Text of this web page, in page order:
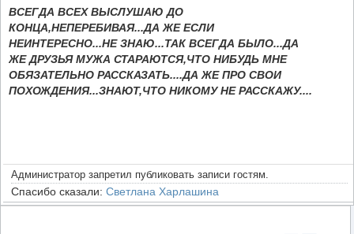
ВСЕГДА ВСЕХ ВЫСЛУШАЮ ДО
КОНЦА,НЕПЕРЕБИВАЯ...ДА ЖЕ ЕСЛИ
НЕИНТЕРЕСНО...НЕ ЗНАЮ...ТАК ВСЕГДА БЫЛО...ДА
ЖЕ ДРУЗЬЯ МУЖА СТАРАЮТСЯ,ЧТО НИБУДЬ МНЕ
ОБЯЗАТЕЛЬНО РАССКАЗАТЬ....ДА ЖЕ ПРО СВОИ
ПОХОЖДЕНИЯ...ЗНАЮТ,ЧТО НИКОМУ НЕ РАССКАЖУ....
Администратор запретил публиковать записи гостям.
Спасибо сказали: Светлана Харлашина